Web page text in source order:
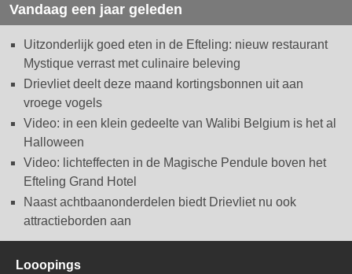
Vandaag een jaar geleden
Uitzonderlijk goed eten in de Efteling: nieuw restaurant
Mystique verrast met culinaire beleving
Drievliet deelt deze maand kortingsbonnen uit aan
vroege vogels
Video: in een klein gedeelte van Walibi Belgium is het al
Halloween
Video: lichteffecten in de Magische Pendule boven het
Efteling Grand Hotel
Naast achtbaanonderdelen biedt Drievliet nu ook
attractieborden aan
Looopings